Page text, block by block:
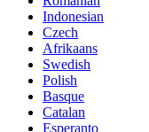
Indonesian
Czech
Afrikaans
Swedish
Polish
Basque
Catalan
Esperanto